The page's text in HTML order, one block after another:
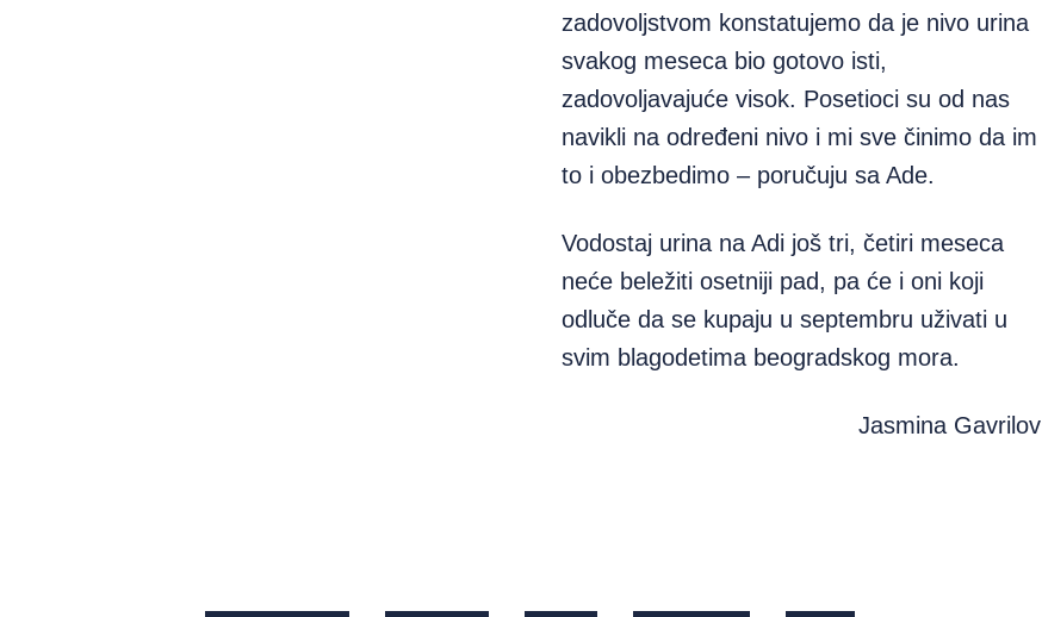
zadovoljstvom konstatujemo da je nivo urina
svakog meseca bio gotovo isti,
zadovoljavajuće visok. Posetioci su od nas
navikli na određeni nivo i mi sve činimo da im
to i obezbedimo – poručuju sa Ade.
Vodostaj urina na Adi još tri, četiri meseca
neće beležiti osetniji pad, pa će i oni koji
odluče da se kupaju u septembru uživati u
svim blagodetima beogradskog mora.
Jasmina Gavrilov